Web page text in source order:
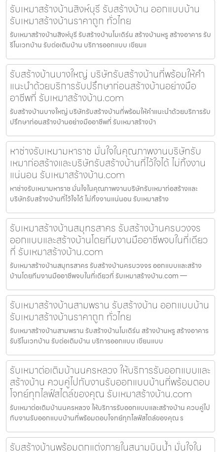
รับเหมาสร้างบ้านสิงห์บุรี รับสร้างบ้าน ออกแบบบ้าน
รับเหมาสร้างบ้านราคาถูก ทั่วไทย
รับเหมาสร้างบ้านสิงห์บุรี รับสร้างบ้านโมเดิร์น สร้างบ้านหรู สร้างอาคาร รับ
รีโนเวทบ้าน รับต่อเติมบ้าน บริการออกแบบ เขียนแ
รับสร้างบ้านบางใหญ่ บริษัทรับสร้างบ้านที่พร้อมให้คำ
แนะนำด้วยบริการรับปรึกษาก่อนสร้างบ้านอย่างมือ
อาชีพที่ รับเหมาสร้างบ้าน.com
รับสร้างบ้านบางใหญ่ บริษัทรับสร้างบ้านที่พร้อมให้คำแนะนำด้วยบริการรับ
ปรึกษาก่อนสร้างบ้านอย่างมืออาชีพที่ รับเหมาสร้างบ้า
หาช่างรับเหมามหาราช มั่นใจในคุณภาพงานบริษัทรับ
เหมาก่อสร้างและบริษัทรับสร้างบ้านที่ไว้ใจได้ ไม่ทิ้งงาน
แน่นอน รับเหมาสร้างบ้าน.com
หาช่างรับเหมามหาราช มั่นใจในคุณภาพงานบริษัทรับเหมาก่อสร้างและ
บริษัทรับสร้างบ้านที่ไว้ใจได้ ไม่ทิ้งงานแน่นอน รับเหมาสร้าง
รับเหมาสร้างบ้านสมุทรสาคร รับสร้างบ้านครบวงจร
ออกแบบและสร้างบ้านโดยทีมงานมืออาชีพจบในที่เดียว
ที่ รับเหมาสร้างบ้าน.com
รับเหมาสร้างบ้านสมุทรสาคร รับสร้างบ้านครบวงจร ออกแบบและสร้าง
บ้านโดยทีมงานมืออาชีพจบในที่เดียวที่ รับเหมาสร้างบ้าน.com —
รับเหมาสร้างบ้านสามพราน รับสร้างบ้าน ออกแบบบ้าน
รับเหมาสร้างบ้านราคาถูก ทั่วไทย
รับเหมาสร้างบ้านสามพราน รับสร้างบ้านโมเดิร์น สร้างบ้านหรู สร้างอาคาร
รับรีโนเวทบ้าน รับต่อเติมบ้าน บริการออกแบบ เขียนแบบ
รับเหมาต่อเติมบ้านนครหลวง ให้บริการรับออกแบบและ
สร้างบ้าน ควบคู่ไปกับงานรับออกแบบบ้านที่พร้อมตอบ
โจทย์ทุกไลฟ์สไตล์ของคุณ รับเหมาสร้างบ้าน.com
รับเหมาต่อเติมบ้านนครหลวง ให้บริการรับออกแบบและสร้างบ้าน ควบคู่ไป
กับงานรับออกแบบบ้านที่พร้อมตอบโจทย์ทุกไลฟ์สไตล์ของคุณ ร
รับสร้างบ้านพร้อมตกแต่งภายในสนามบินน้ำ มั่นใจใน